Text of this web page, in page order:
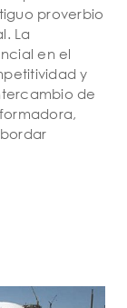
proverbio
La
en el
y
de